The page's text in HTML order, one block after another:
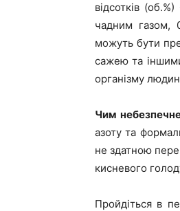
відсотків
чадним газом,
можуть бути
сажею та
організму
Чим
азоту та
не здатною
кисневого
Пройдіться в